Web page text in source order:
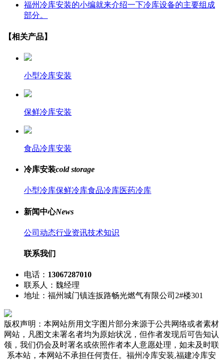
福州冷库安装的小编就来介绍一下冷库设备的主要组成
部分。
【相关产品】
小型冷库安装
保鲜冷库安装
食品冷库安装
冷库安装cold storage
小型冷库保鲜冷库食品冷库医药冷库
新闻中心News
公司动态行业资讯技术知识
联系我们
电话： 13067287010
联系人：魏经理
地址：福州城门镇连扳路畅光燃气有限公司2#楼301
版权声明：本网站所用文字图片部分来源于公共网络或者素材
网站，凡图文未署名者均为原始状况，但作者发现后可告知认
领，我们仍会及时署名或依照作者本人意愿处理，如未及时联
系本站，本网站不承担任何责任。福州冷库安装,福建冷库安